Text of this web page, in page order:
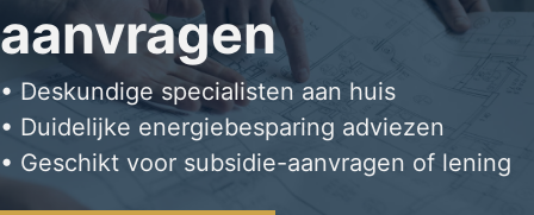
aanvragen
• Deskundige specialisten aan huis
• Duidelijke energiebesparing adviezen
• Geschikt voor subsidie-aanvragen of lening